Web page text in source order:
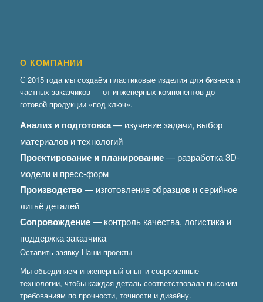
О КОМПАНИИ
С 2015 года мы создаём пластиковые изделия для бизнеса и
частных заказчиков — от инженерных компонентов до
готовой продукции «под ключ».
Анализ и подготовка— изучение задачи, выбор
материалов и технологий
Проектирование и планирование— разработка 3D-
модели и пресс-форм
Производство— изготовление образцов и серийное
литьё деталей
Сопровождение— контроль качества, логистика и
поддержка заказчика
Оставить заявку Наши проекты
Мы объединяем инженерный опыт и современные
технологии, чтобы каждая деталь соответствовала высоким
требованиям по прочности, точности и дизайну.